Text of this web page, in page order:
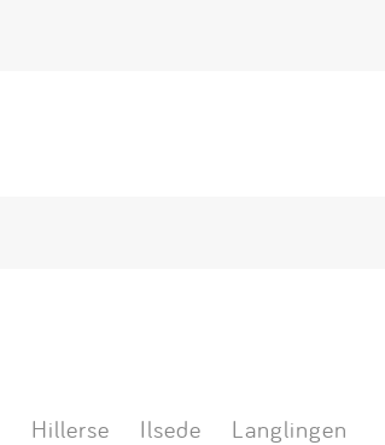
Hillerse Ilsede
Langlingen